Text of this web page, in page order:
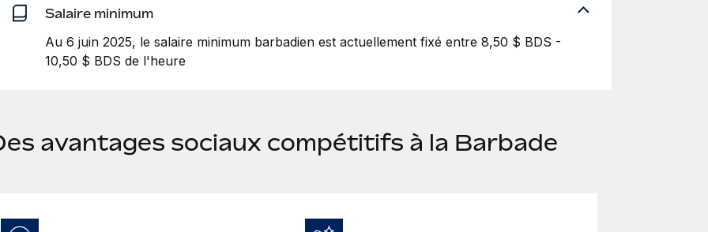
Salaire minimum
Au 6 juin 2025, le salaire minimum barbadien est actuellement fixé entre 8,50 $ BDS -
10,50 $ BDS de l'heure
avantages sociaux compétitifs à la Barbade